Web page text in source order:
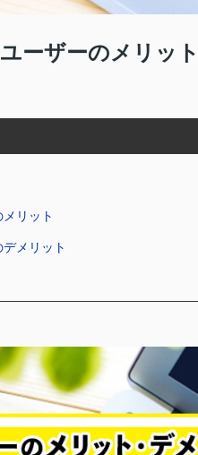
ーザーのメリッ
リット
メリット